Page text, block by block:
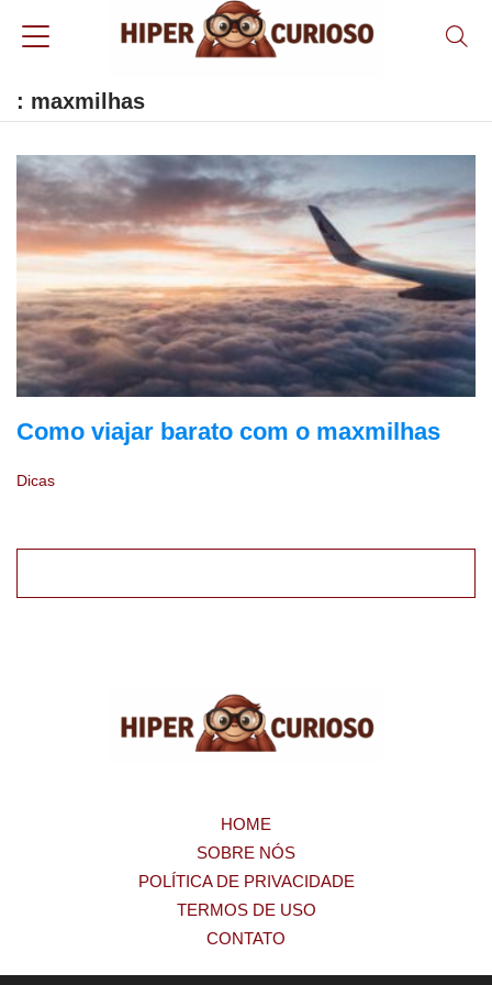
: maxmilhas
Como viajar barato com o maxmilhas
Dicas
HOME
SOBRE NÓS
POLÍTICA DE PRIVACIDADE
TERMOS DE USO
CONTATO